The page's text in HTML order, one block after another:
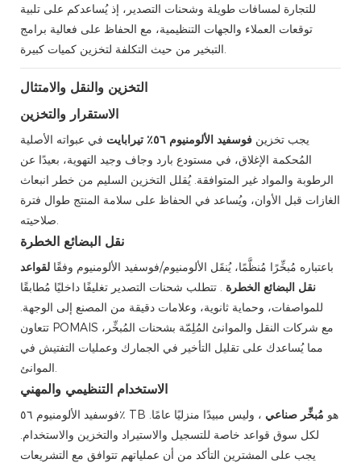
للتجارة لمسافات طويلة وشحنات التصدير، إذ يُساعدكم على تلبية
توقعات العملاء والجهات التنظيمية، مع الحفاظ على فعالية برامج
التبخير من حيث التكلفة لتخزين كميات كبيرة.
التخزين والنقل والامتثال
الاستقرار والتخزين
يجب تخزين فوسفيد الألومنيوم ٥٦٪ تيرابايت
في عبواته الأصلية
المُحكمة الإغلاق، في مستودع بارد وجاف وجيد التهوية، بعيدًا عن
الرطوبة والمواد غير المتوافقة. يُقلل التخزين السليم من خطر انبعاث
الغازات قبل الأوان، ويُساعد في الحفاظ على سلامة المنتج طوال فترة
صلاحيته.
نقل البضائع الخطرة
باعتباره مُبخِّرًا مُنظَّمًا، يُنقَل الألومنيوم/فوسفيد الألومنيوم وفقًا لقواعد
نقل البضائع الخطرة . تتطلب شحنات التصدير تغليفًا داخليًا مُطابقًا
للمواصفات، وحماية ثانوية، وعلامات دقيقة من المصنع إلى الوجهة.
تتعاون POMAIS مع شركات النقل والموانئ المُلِمّة بشحنات المُبخِّر،
مما يُساعدك على تقليل التأخير في الجمارك وعمليات التفتيش في
الموانئ.
الاستخدام التنظيمي والمهني
فوسفيد الألومنيوم ٥٦٪ TB هو مُبخِّر صناعي ، وليس مبيدًا منزليًا عامًا.
لكل سوق قواعد خاصة للتسجيل والاستيراد والتخزين والاستخدام.
يجب على المشترين التأكد من أن عملياتهم تتوافق مع التشريعات